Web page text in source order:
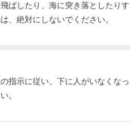
ばしたり、海に突き落としたりす
、絶対にしないでください。
指示に従い、下に人がいなくなっ
。